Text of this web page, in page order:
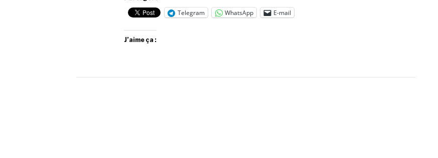
Telegram WhatsApp E-mail
J’aime ça :